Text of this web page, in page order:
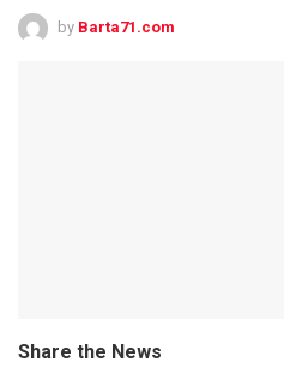
by Barta71.com
Share the News